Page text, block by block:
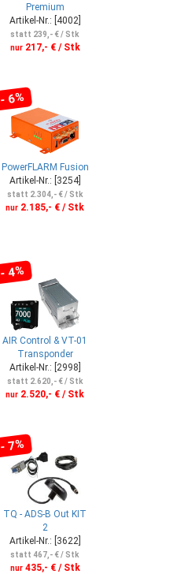
Premium
Artikel-Nr.: [4002]
statt 239,- € / Stk
nur217,- € / Stk
- 6%
PowerFLARM Fusion
Artikel-Nr.: [3254]
statt 2.304,- € / Stk
nur 2.185,- € / Stk
- 4%
AIR Control & VT-01
Transponder
Artikel-Nr.: [2998]
statt 2.620,- € / Stk
nur 2.520,- € / Stk
- 7%
TQ - ADS-B Out KIT
2
Artikel-Nr.: [3622]
statt 467,- € / Stk
nur435,- € / Stk